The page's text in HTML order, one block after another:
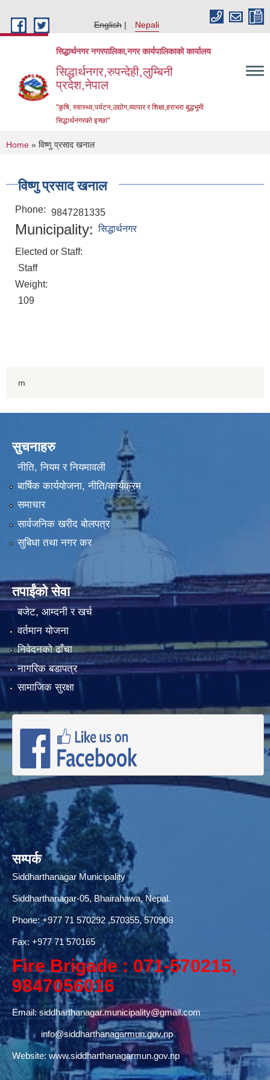
English
Nepali
सिद्धार्थनगर नगरपालिका,नगर कार्यपालिकाको कार्यालय
सिद्धार्थनगर,रुपन्देही,लुम्बिनी
प्रदेश,नेपाल
"कृषि, स्वास्थ्य,पर्यटन,उद्योग,व्यापार र शिक्षा,हराभरा बुद्धभूमी
सिद्धार्थनगरको इच्छा"
You are here
Home » विष्णु प्रसाद खनाल
विष्णु प्रसाद खनाल
Phone: 9847281335
Municipality: सिद्धार्थनगर
Elected or Staff:
Staff
Weight:
109
m
सुचनाहरु
नीति, नियम र नियमावली
बार्षिक कार्ययोजना, नीति/कार्यक्रम
समाचार
सार्वजनिक खरीद बोलपत्र
सुबिधा तथा नगर कर
तपाईंको सेवा
बजेट, आम्दनी र खर्च
वर्तमान योजना
निवेदनको ढाँचा
नागरिक बडापत्र
सामाजिक सुरक्षा
सम्पर्क
Siddharthanagar Municipality
Siddharthanagar-05, Bhairahawa, Nepal.
Phone:+977 71 570292,570355, 570908
Fax: +977 71 570165
Fire Brigade : 071-570215,
9847056016
Email:siddharthanagar.municipality@gmail.com
info@siddharthanagarmun.gov.np
Website: www.siddharthanagarmun.gov.np